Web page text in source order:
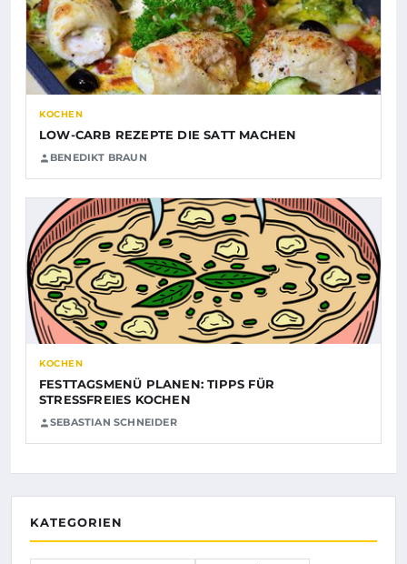
KOCHEN
LOW-CARB REZEPTE DIE SATT MACHEN
BENEDIKT BRAUN
KOCHEN
FESTTAGSMENÜ PLANEN: TIPPS FÜR
STRESSFREIES KOCHEN
SEBASTIAN SCHNEIDER
KATEGORIEN